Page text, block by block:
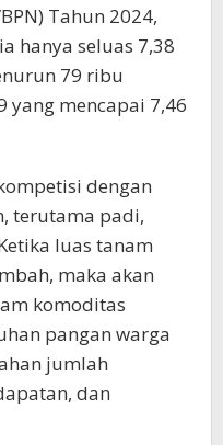
Tahun 2024,
hanya seluas 7,38
79 ribu
yang mencapai 7,46
dengan
terutama padi,
luas tanam
maka akan
komoditas
pangan warga
jumlah
dan